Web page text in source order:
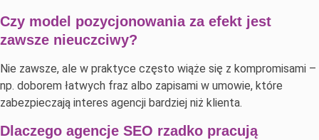
Czy model pozycjonowania za efekt jest
zawsze nieuczciwy?
Nie zawsze, ale w praktyce często wiąże się z kompromisami –
np. doborem łatwych fraz albo zapisami w umowie, które
zabezpieczają interes agencji bardziej niż klienta.
Dlaczego agencje SEO rzadko pracują